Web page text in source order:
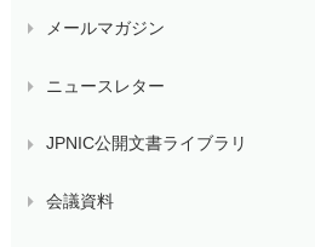
メールマガジン
ニュースレター
JPNIC公開文書ライブラリ
会議資料